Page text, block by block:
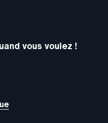
vous voulez !